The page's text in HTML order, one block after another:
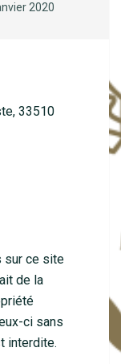
2020
33510
sur ce site
de la
ci sans
interdite.